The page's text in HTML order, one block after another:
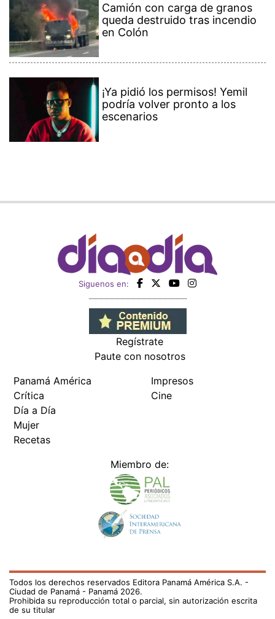
Camión con carga de granos
queda destruido tras incendio
en Colón
¡Ya pidió los permisos! Yemil
podría volver pronto a los
escenarios
Siguenos en:
Regístrate
Paute con nosotros
Panamá América
Crítica
Día a Día
Mujer
Recetas
Impresos
Cine
Miembro de:
Todos los derechos reservados Editora Panamá América S.A. -
Ciudad de Panamá - Panamá 2026.
Prohibida su reproducción total o parcial, sin autorización escrita
de su titular